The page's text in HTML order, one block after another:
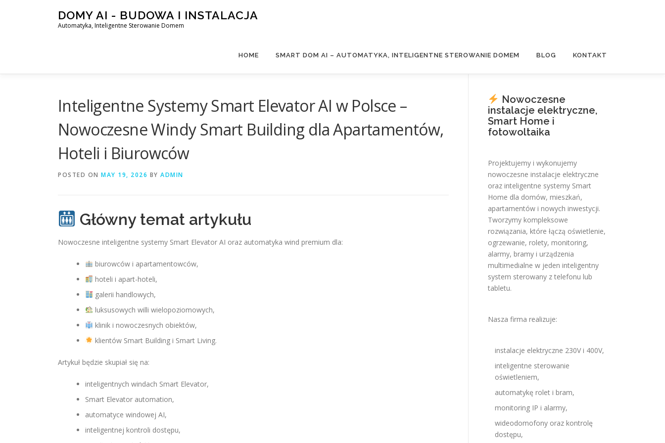
DOMY AI - BUDOWA I INSTALACJA
Automatyka, Inteligentne Sterowanie Domem
HOME SMART DOM AI – AUTOMATYKA, INTELIGENTNE STEROWANIE DOMEM BLOG KONTAKT
Inteligentne Systemy Smart Elevator AI w Polsce –
Nowoczesne Windy Smart Building dla Apartamentów,
Hoteli i Biurowców
POSTED ON MAY 19, 2026 BY ADMIN
Główny temat artykułu
Nowoczesne inteligentne systemy Smart Elevator AI oraz automatyka wind premium dla:
biurowców i apartamentowców,
hoteli i apart-hoteli,
galerii handlowych,
luksusowych willi wielopoziomowych,
klinik i nowoczesnych obiektów,
klientów Smart Building i Smart Living.
Artykuł będzie skupiał się na:
inteligentnych windach Smart Elevator,
Smart Elevator automation,
automatyce windowej AI,
inteligentnej kontroli dostępu,
Nowoczesne
instalacje elektryczne,
Smart Home i
fotowoltaika
Projektujemy i wykonujemy
nowoczesne instalacje elektryczne
oraz inteligentne systemy Smart
Home dla domów, mieszkań,
apartamentów i nowych inwestycji.
Tworzymy kompleksowe
rozwiązania, które łączą oświetlenie,
ogrzewanie, rolety, monitoring,
alarmy, bramy i urządzenia
multimedialne w jeden inteligentny
system sterowany z telefonu lub
tabletu.
Nasza firma realizuje:
instalacje elektryczne 230V i 400V,
inteligentne sterowanie
oświetleniem,
automatykę rolet i bram,
monitoring IP i alarmy,
wideodomofony oraz kontrolę
dostępu,